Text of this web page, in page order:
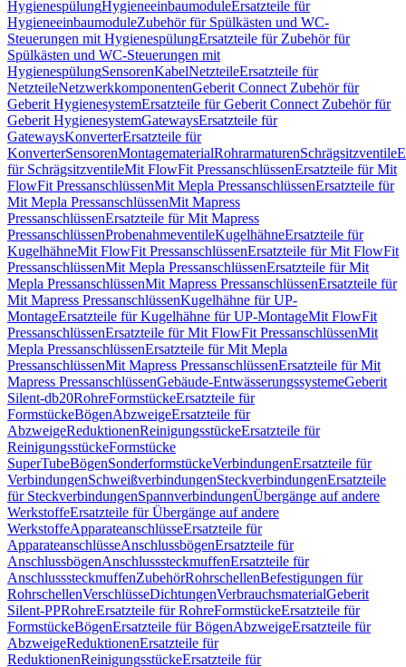
HygienespülungHygieneeinbaumoduleErsatzteile für
HygieneeinbaumoduleZubehör für Spülkästen und WC-
Steuerungen mit HygienespülungErsatzteile für Zubehör für
Spülkästen und WC-Steuerungen mit
HygienespülungSensorenKabelNetzteileErsatzteile für
NetzteileNetzwerkkomponentenGeberit Connect Zubehör für
Geberit HygienesystemErsatzteile für Geberit Connect Zubehör für
Geberit HygienesystemGatewaysErsatzteile für
GatewaysKonverterErsatzteile für
KonverterSensorenMontagematerialRohrarmaturenSchrägsitzventile
für SchrägsitzventileMit FlowFit PressanschlüssenErsatzteile für Mit
FlowFit PressanschlüssenMit Mepla PressanschlüssenErsatzteile für
Mit Mepla PressanschlüssenMit Mapress
PressanschlüssenErsatzteile für Mit Mapress
PressanschlüssenProbenahmeventileKugelhähneErsatzteile für
KugelhähneMit FlowFit PressanschlüssenErsatzteile für Mit FlowFit
PressanschlüssenMit Mepla PressanschlüssenErsatzteile für Mit
Mepla PressanschlüssenMit Mapress PressanschlüssenErsatzteile für
Mit Mapress PressanschlüssenKugelhähne für UP-
MontageErsatzteile für Kugelhähne für UP-MontageMit FlowFit
PressanschlüssenErsatzteile für Mit FlowFit PressanschlüssenMit
Mepla PressanschlüssenErsatzteile für Mit Mepla
PressanschlüssenMit Mapress PressanschlüssenErsatzteile für Mit
Mapress PressanschlüssenGebäude-EntwässerungssystemeGeberit
Silent-db20RohreFormstückeErsatzteile für
FormstückeBögenAbzweigeErsatzteile für
AbzweigeReduktionenReinigungsstückeErsatzteile für
ReinigungsstückeFormstücke
SuperTubeBögenSonderformstückeVerbindungenErsatzteile für
VerbindungenSchweißverbindungenSteckverbindungenErsatzteile
für SteckverbindungenSpannverbindungenÜbergänge auf andere
WerkstoffeErsatzteile für Übergänge auf andere
WerkstoffeApparateanschlüsseErsatzteile für
ApparateanschlüsseAnschlussbögenErsatzteile für
AnschlussbögenAnschlusssteckmuffenErsatzteile für
AnschlusssteckmuffenZubehörRohrschellenBefestigungen für
RohrschellenVerschlüsseDichtungenVerbrauchsmaterialGeberit
Silent-PPRohreErsatzteile für RohreFormstückeErsatzteile für
FormstückeBögenErsatzteile für BögenAbzweigeErsatzteile für
AbzweigeReduktionenErsatzteile für
ReduktionenReinigungsstückeErsatzteile für